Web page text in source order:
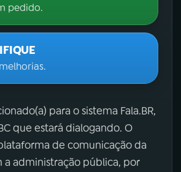
pedido.
para o sistema Fala.BR,
que estará dialogando. O
de comunicação da
a administração pública, por